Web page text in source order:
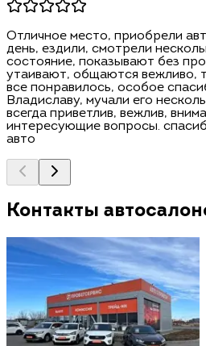
Отличное место, приобрели
день, ездили, смотрели
состояние, показывают без
утаивают, общаются вежливо,
все понравилось, особое
Владиславу, мучали его
всегда приветлив, вежлив,
интересующие вопросы.
авто
Контакты